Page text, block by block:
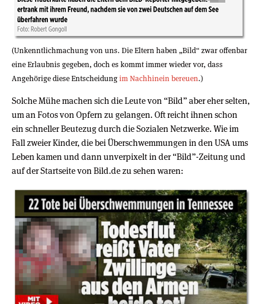
(Unkenntlichmachung von uns. Die Eltern haben „Bild“ zwar offenbar
eine Erlaubnis gegeben, doch es kommt immer wieder vor, dass
Angehörige diese Entscheidungim Nachhinein bereuen.)
Solche Mühe machen sich die Leute von “Bild” aber eher selten,
um an Fotos von Opfern zu gelangen. Oft reicht ihnen schon
ein schneller Beutezug durch die Sozialen Netzwerke. Wie im
Fall zweier Kinder, die bei Überschwemmungen in den USA ums
Leben kamen und dann unverpixelt in der “Bild”-Zeitung und
auf der Startseite von Bild.de zu sehen waren: